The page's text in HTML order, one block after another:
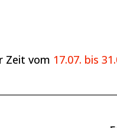
Zeit vom 17.07. bis